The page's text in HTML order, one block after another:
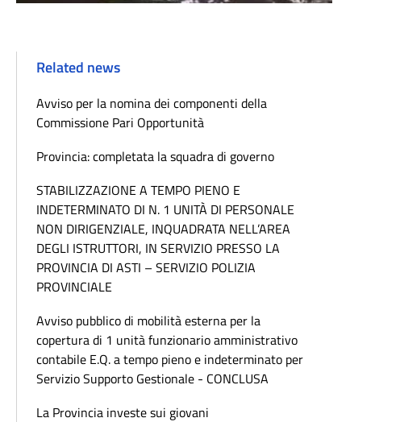
Related news
Avviso per la nomina dei componenti della
Commissione Pari Opportunità
Provincia: completata la squadra di governo
STABILIZZAZIONE A TEMPO PIENO E
INDETERMINATO DI N. 1 UNITÀ DI PERSONALE
NON DIRIGENZIALE, INQUADRATA NELL’AREA
DEGLI ISTRUTTORI, IN SERVIZIO PRESSO LA
PROVINCIA DI ASTI – SERVIZIO POLIZIA
PROVINCIALE
Avviso pubblico di mobilità esterna per la
copertura di 1 unità funzionario amministrativo
contabile E.Q. a tempo pieno e indeterminato per
Servizio Supporto Gestionale - CONCLUSA
La Provincia investe sui giovani